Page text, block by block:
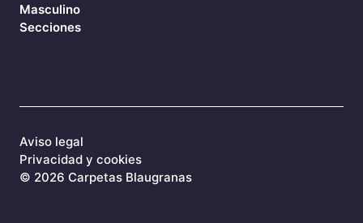
Masculino
Secciones
© 2026 Carpetas Blaugranas
Aviso legal
Privacidad y cookies